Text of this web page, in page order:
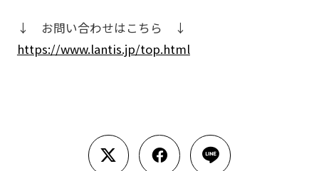
↓ お問い合わせはこちら ↓
https://www.lantis.jp/top.html